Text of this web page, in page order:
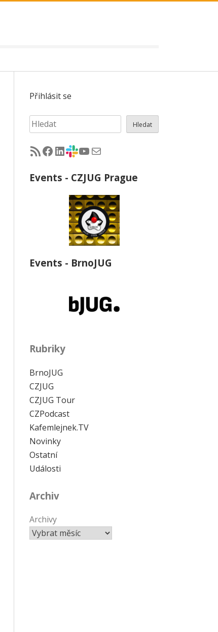
Přihlásit se
Hledat Hledat
RSS - články na jug.cz
Facebook skupina Czech Java User Group
LinkedIn skupina Czech Java User Group
CZJUG Slack fórum
CZJUG YouTube kanálCZJUG email
Events - CZJUG Prague
Events - BrnoJUG
Rubriky
BrnoJUG
CZJUG
CZJUG Tour
CZPodcast
Kafemlejnek.TV
Novinky
Ostatní
Události
Archiv
Archivy